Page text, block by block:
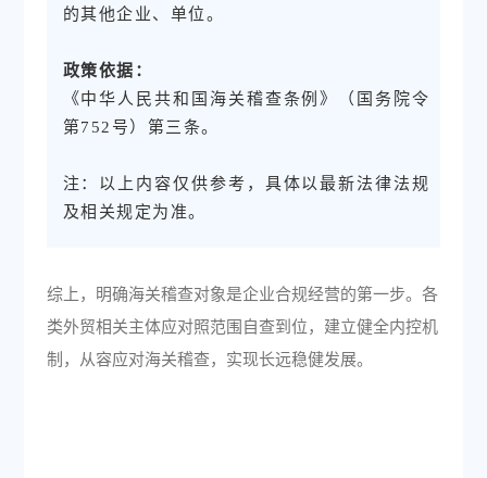
的其他企业、单位。
政策依据：
《中华人民共和国海关稽查条例》（国务院令
第752号）第三条。
注：以上内容仅供参考，具体以最新法律法规
及相关规定为准。
综上，明确海关稽查对象是企业合规经营的第一步。各
类外贸相关主体应对照范围自查到位，建立健全内控机
制，从容应对海关稽查，实现长远稳健发展。